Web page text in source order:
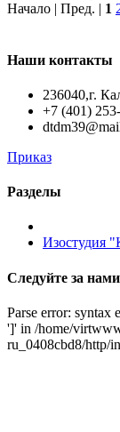
Начало | Пред. | 1
Наши контакты
236040,г.
+7 (401)
Приказ
Разделы
Изостудия
Следуйте за нами
Parse error: syntax
']' in /home/
ru_0408cbd8/http/